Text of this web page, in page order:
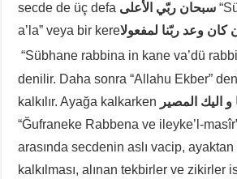
secde de üç defa سبحان ربّي الأعلى
a’la” veya bir kereكان وعد ربّنا لمفعولا
“Sübhane rabbina in kane va’dü
denilir. Daha sonra “Allahu Ekber”
kalkılır. Ayağa kalkarken و اليك المصير
“Ğufraneke Rabbena ve ileyke’l-
arasında secdenin aslı vacip,
kalkılması, alınan tekbirler ve zikirler